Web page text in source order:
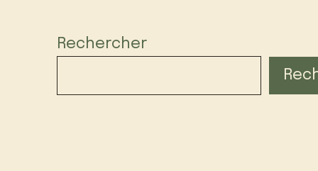
Rechercher